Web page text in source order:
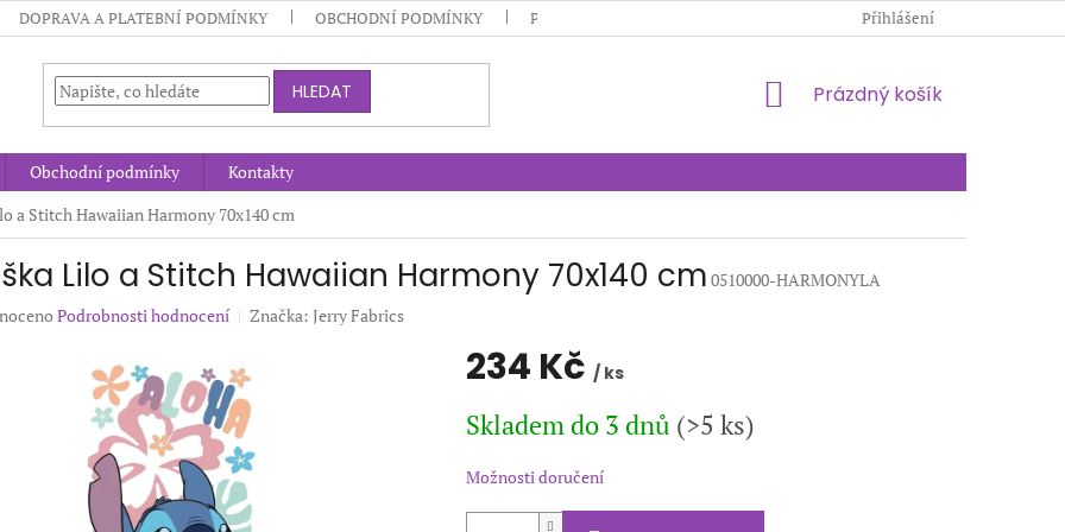
DOPRAVA A PLATEBNÍ PODMÍNKY OBCHODNÍ PODMÍNKY PODMÍNKY OCHRANY OSOBNÍCH ÚDAJŮ KONTAKTY
Přihlášení
HLEDAT
NÁKUPNÍ
Prázdný košík
Obchodní podmínky
Kontakty
a Stitch Hawaiian Harmony 70x140 cm
Lilo a Stitch Hawaiian Harmony 70x140 cm 0510000-HARMONYLA
Podrobnosti hodnocení Značka: Jerry Fabrics
234 Kč / ks
cena:
Skladem do 3 dnů (>5 ks)
Možnosti doručení